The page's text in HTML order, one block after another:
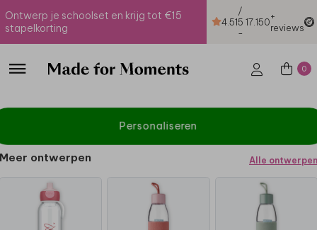
Ontwerp je schoolset en krijg tot €15
stapelkorting
4.51
/
5
-
17.150+
reviews
0
Personaliseren
Meer ontwerpen Alle ontwerpen